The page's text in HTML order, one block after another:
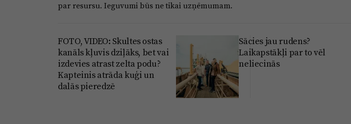
par resursu. Ieguvumi būs ne tikai uzņēmumam.
FOTO, VIDEO: Skultes ostas
kanāls kļuvis dziļāks, bet vai
izdevies atrast zelta podu?
Kapteinis atrāda kuģi un
dalās pieredzē
Sācies jau rudens?
Laikapstākļi par to vēl
neliecinās